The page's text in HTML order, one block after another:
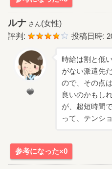
ルナ さん(女性)
評判:
投稿日時:
時給は割と低
がない派遣先
ので、その点
良いのかもし
が、超短時間
って、テンシ
参考になった×0